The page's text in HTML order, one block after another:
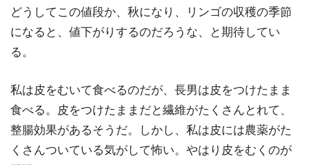
どうしてこの値段か、秋になり、リンゴの収穫の季節
になると、値下がりするのだろうな、と期待してい
る。
私は皮をむいて食べるのだが、長男は皮をつけたまま
食べる。皮をつけたままだと繊維がたくさんとれて、
整腸効果があるそうだ。しかし、私は皮には農薬がた
くさんついている気がして怖い。やはり皮をむくのが